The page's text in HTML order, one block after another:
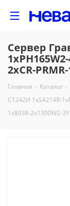
Сервер
2xCR-
Главная - Каталог -
С1242И 1xS4214R-
1x8038-2x1300W2-